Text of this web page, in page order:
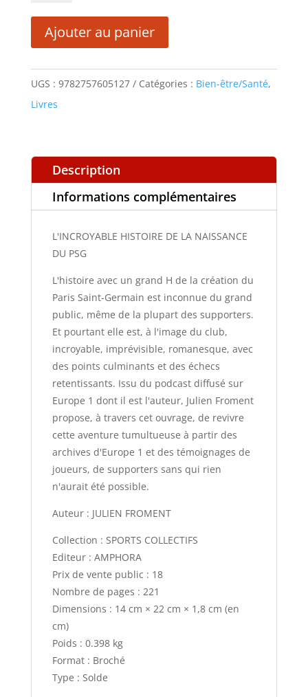
18,00 €.9,00 €.
L'INCROYABLE
HISTOIRE
LA
NAISSANCE
Ajouter au panier
UGS : 9782757605127 Catégories : Bien-être/Santé,
Livres
Description
Informations complémentaires
L'INCROYABLE HISTOIRE DE LA NAISSANCE
DU PSG
L'histoire avec un grand H de la création du
Paris Saint-Germain est inconnue du grand
public, même de la plupart des supporters.
Et pourtant elle est, à l'image du club,
incroyable, imprévisible, romanesque, avec
des points culminants et des échecs
retentissants. Issu du podcast diffusé sur
Europe 1 dont il est l'auteur, Julien Froment
propose, à travers cet ouvrage, de revivre
cette aventure tumultueuse à partir des
archives d'Europe 1 et des témoignages de
joueurs, de supporters sans qui rien
n'aurait été possible.
Auteur : JULIEN FROMENT
Collection : SPORTS COLLECTIFS
Editeur : AMPHORA
Prix de vente public : 18
Nombre de pages : 221
Dimensions : 14 cm × 22 cm × 1,8 cm (en
cm)
Poids : 0.398 kg
Format : Broché
Type : Solde